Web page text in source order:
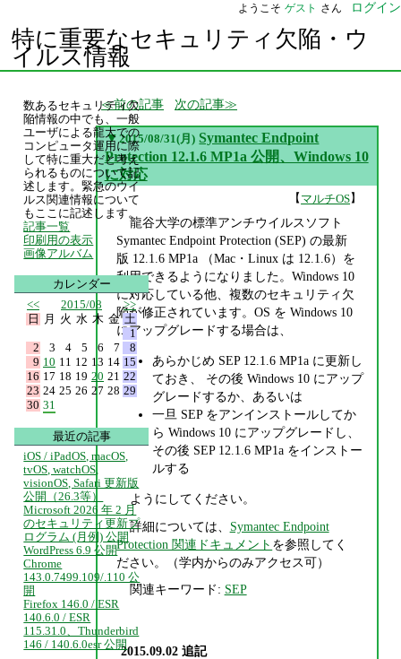
ようこそ ゲスト さん ログイン
特に重要なセキュリティ欠陥・ウ
イルス情報
前の記事 次の記事
▼ 2015/08/31(月) Symantec Endpoint
Protection 12.1.6 MP1a 公開、Windows 10
に対応
【マルチOS】
龍谷大学の標準アンチウイルスソフト
Symantec Endpoint Protection (SEP) の最新
版 12.1.6 MP1a （Mac・Linux は 12.1.6）を
利用できるようになりました。Windows 10
に対応している他、複数のセキュリティ欠
陥が修正されています。OS を Windows 10
にアップグレードする場合は、
あらかじめ SEP 12.1.6 MP1a に更新し
ておき、 その後 Windows 10 にアップ
グレードするか、あるいは
一旦 SEP をアンインストールしてか
ら Windows 10 にアップグレードし、
その後 SEP 12.1.6 MP1a をインストー
ルする
ようにしてください。
詳細については、 Symantec Endpoint
Protection 関連ドキュメント を参照してく
ださい。（学内からのみアクセス可）
関連キーワード: SEP
2015.09.02 追記
数あるセキュリティ欠
陥情報の中でも、一般
ユーザによる龍大での
コンピュータ運用に際
して特に重大だと考え
られるものについて記
述します。緊急のウイ
ルス関連情報について
もここに記述します。
記事一覧
印刷用の表示
画像アルバム
カレンダー
<<
2015/08
>>
日
月 火 水 木 金 土
1
2
3 4 5 6 7
8
9 10 11 12 13 14 15
16 17 18 19 20 21 22
23 24 25 26 27 28 29
30 31
最近の記事
iOS / iPadOS, macOS,
tvOS, watchOS,
visionOS, Safari 更新版
公開（26.3等）
Microsoft 2026 年 2 月
のセキュリティ更新プ
ログラム (月例) 公開
WordPress 6.9 公開
Chrome
143.0.7499.109/.110 公
開
Firefox 146.0 / ESR
140.6.0 / ESR
115.31.0、Thunderbird
146 / 140.6.0esr 公開